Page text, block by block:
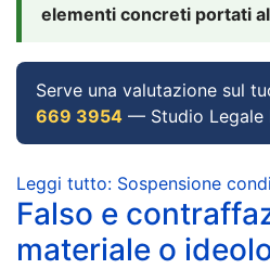
elementi concreti portati
Serve una valutazione sul
669 3954 — Studio Legale
Leggi tutto: Sospensione
Falso e
materiale o